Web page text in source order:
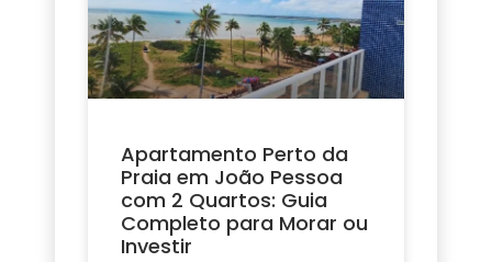
Apartamento Perto da
Praia em João Pessoa
com 2 Quartos: Guia
Completo para Morar ou
Investir